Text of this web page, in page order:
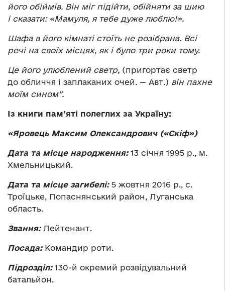
його обіймів. Він міг підійти, обійняти за шию
і сказати: «Мамуля, я тебе дуже люблю!».
Шафа в його кімнаті стоїть не розібрана. Всі
речі на своїх місцях, як і було три роки тому.
Це його улюблений светр, (пригортає светр
до обличчя і заплаканих очей. — Авт.) він пахне
моїм сином”.
Із книги пам’яті полеглих за Україну:
«Яровець Максим Олександрович («Скіф»)
Дата та місце народження: 13 січня 1995 р., м.
Хмельницький.
Дата та місце загибелі: 5 жовтня 2016 р., с.
Троїцьке, Попаснянський район, Луганська
область.
Звання: Лейтенант.
Посада: Командир роти.
Підрозділ: 130-й окремий розвідувальний
батальйон.